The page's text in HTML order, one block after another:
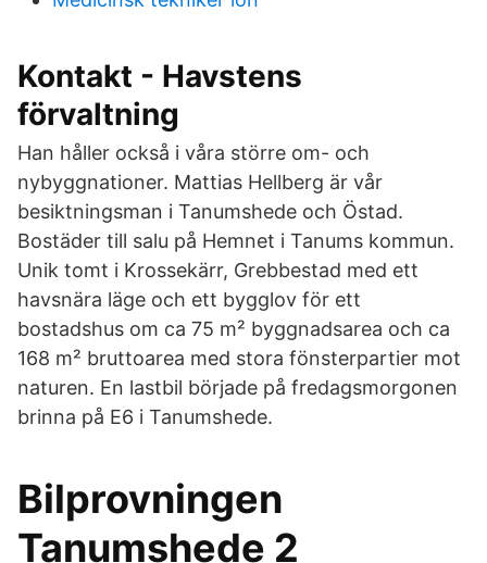
Kontakt - Havstens
förvaltning
Han håller också i våra större om- och
nybyggnationer. Mattias Hellberg är vår
besiktningsman i Tanumshede och Östad.
Bostäder till salu på Hemnet i Tanums kommun.
Unik tomt i Krossekärr, Grebbestad med ett
havsnära läge och ett bygglov för ett
bostadshus om ca 75 m² byggnadsarea och ca
168 m² bruttoarea med stora fönsterpartier mot
naturen. En lastbil började på fredagsmorgonen
brinna på E6 i Tanumshede.
Bilprovningen
Tanumshede 2